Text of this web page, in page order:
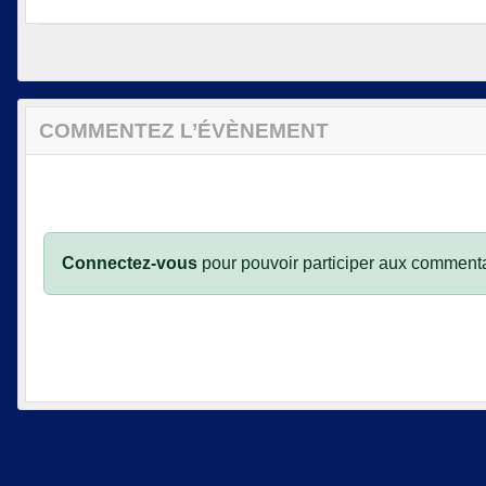
COMMENTEZ L’ÉVÈNEMENT
Connectez-vous pour pouvoir participer aux